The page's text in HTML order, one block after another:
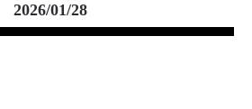
2026/01/28